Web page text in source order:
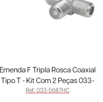
Emenda F Tripla Rosca Coaxial
Tipo T - Kit Com 2 Peças 033-
5687HC
Ref: 033-5687HC